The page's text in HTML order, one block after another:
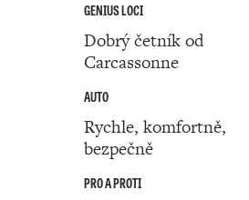
GENIUS LOCI
Dobrý četník od
Carcassonne
AUTO
Rychle, komfortně,
bezpečně
PRO A PROTI